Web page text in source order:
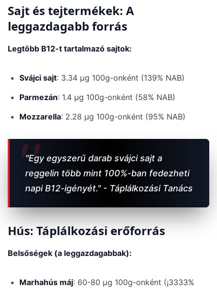
Sajt és tejtermékek: A
leggazdagabb forrás
Legtöbb B12-t tartalmazó sajtok:
Svájci sajt: 3.34 μg 100g-onként (139% NAB)
Parmezán: 1.4 μg 100g-onként (58% NAB)
Mozzarella: 2.28 μg 100g-onként (95% NAB)
"Egy egyszerű darab svájci sajt a
reggelin több mint 100%-ban fedezheti
napi B12-igényét." - Táplálkozási Tanács
Hús: Táplálkozási erőforrás
Belsőségek (a leggazdagabbak):
Marhahús máj: 60-80 μg 100g-onként (¡3333%